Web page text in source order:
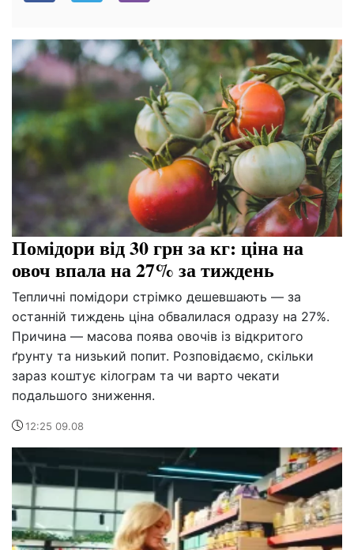
Помідори від 30 грн за кг: ціна на
овоч впала на 27% за тиждень
Тепличні помідори стрімко дешевшають — за
останній тиждень ціна обвалилася одразу на 27%.
Причина — масова поява овочів із відкритого
ґрунту та низький попит. Розповідаємо, скільки
зараз коштує кілограм та чи варто чекати
подальшого зниження.
12:25 09.08